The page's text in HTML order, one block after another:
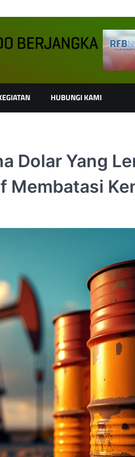
HUBUNGI KAMI
Dolar Yang
Membatasi